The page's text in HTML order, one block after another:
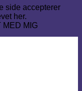
side accepterer
her.
MED MIG